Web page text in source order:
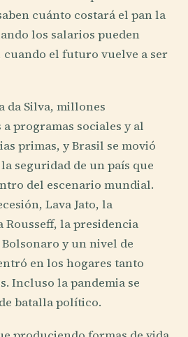
cuánto costará el pan la
los salarios pueden
cuando el futuro vuelve a ser
da Silva, millones
programas sociales y al
primas, y Brasil se movió
seguridad de un país que
del escenario mundial.
Lava Jato, la
la presidencia
y un nivel de
en los hogares tanto
Incluso la pandemia se
batalla político.